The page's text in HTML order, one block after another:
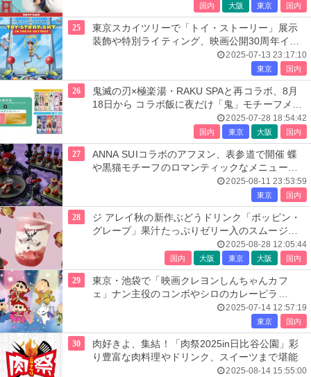
国内 大阪 東京 国内
25
東京スカイツリーで「トイ・ストーリー」展示
装飾や特別ライティング、映画公開30周年イベ
2025-07-13 23:17:10
東京 国内
26
鬼滅の刃×極楽湯・RAKU SPAと再コラボ、8月
18日から コラボ飯に夜だけ「鬼」モチーフメニ
2025-07-28 18:54:42
国内 東京 大阪 国内
27
ANNA SUIコラボのアフヌン、表参道で開催 蝶
や黒猫モチーフのロマンティックなメニュー提
2025-08-11 23:53:59
東京 国内
28
ジ アレイ秋の新作ぶどうドリンク「ポッピン・
グレープ」果汁たっぷりゼリー入のスムージー
2025-08-28 12:05:44
国内 大阪 東京 大阪 国内
29
東京・池袋で「映画クレヨンしんちゃんカフ
ェ」ナン主役のコンボやシロのカレーピラ
2025-07-14 12:57:19
東京 国内
30
肉好きよ、集結！「肉祭2025in日比谷公園」彩
り豊富な肉料理やドリンク、スイーツまで堪能
2025-08-14 15:55:00